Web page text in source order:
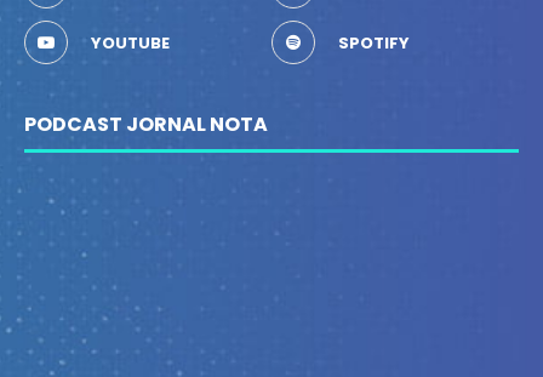
YOUTUBE SPOTIFY
PODCAST JORNAL NOTA